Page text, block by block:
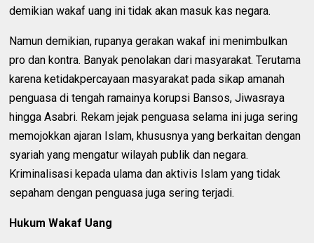
demikian wakaf uang ini tidak akan masuk kas negara.
Namun demikian, rupanya gerakan wakaf ini menimbulkan
pro dan kontra. Banyak penolakan dari masyarakat. Terutama
karena ketidakpercayaan masyarakat pada sikap amanah
penguasa di tengah ramainya korupsi Bansos, Jiwasraya
hingga Asabri. Rekam jejak penguasa selama ini juga sering
memojokkan ajaran Islam, khususnya yang berkaitan dengan
syariah yang mengatur wilayah publik dan negara.
Kriminalisasi kepada ulama dan aktivis Islam yang tidak
sepaham dengan penguasa juga sering terjadi.
Hukum Wakaf Uang